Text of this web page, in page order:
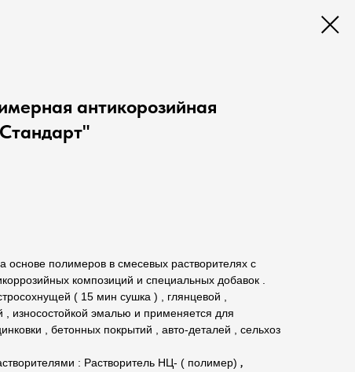
антикорозийная
основе полимеров в смесевых растворителях с
композиций и специальных добавок .
( 15 мин сушка ) , глянцевой ,
, износостойкой эмалью и применяется для
, бетонных покрытий , авто-деталей , сельхоз
: Растворитель НЦ- ( полимер) ,